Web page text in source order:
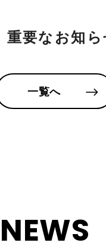
重要なお知ら
一覧へ
NEWS
ス・パーティション